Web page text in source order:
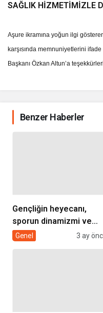
SAĞLIK HİZMETİMİZLE
DOKUNUYORUZ”
Aşure ikramına yoğun ilgi
karşısında memnuniyetlerini
Başkanı Özkan Altun’a
Benzer Haberler
Gençliğin heyecanı,
sporun dinamizmi ve
müziğin coşkusu
Genel 3 ay